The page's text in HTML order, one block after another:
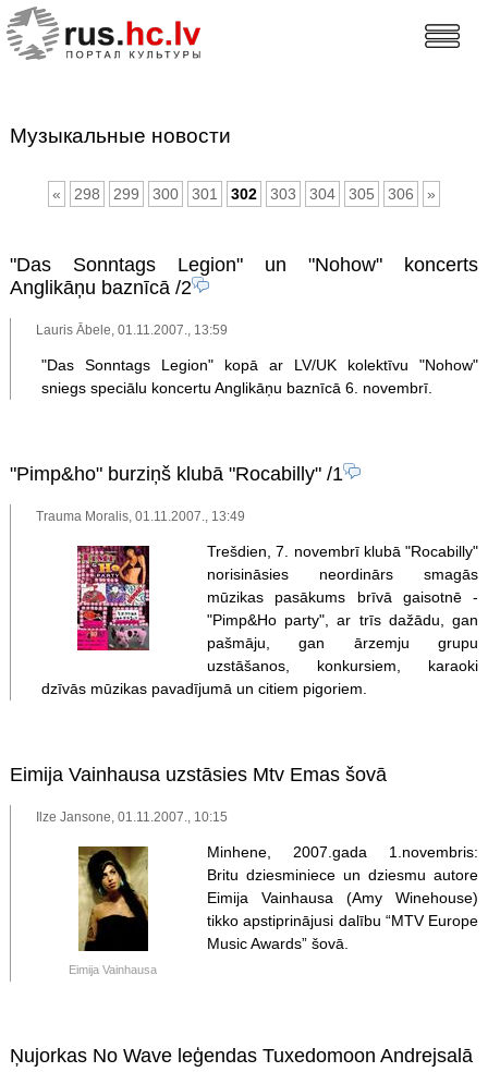
Музыкальные новости
« 298 299 300 301 302 303 304 305 306 »
"Das Sonntags Legion" un "Nohow" koncerts
Anglikāņu baznīcā/2
Lauris Ābele, 01.11.2007., 13:59
"Das Sonntags Legion" kopā ar LV/UK kolektīvu "Nohow"
sniegs speciālu koncertu Anglikāņu baznīcā 6. novembrī.
"Pimp&ho" burziņš klubā "Rocabilly"/1
Trauma Moralis, 01.11.2007., 13:49
Trešdien, 7. novembrī klubā "Rocabilly"
norisināsies neordinārs smagās
mūzikas pasākums brīvā gaisotnē -
"Pimp&Ho party", ar trīs dažādu, gan
pašmāju, gan ārzemju grupu
uzstāšanos, konkursiem, karaoki
dzīvās mūzikas pavadījumā un citiem pigoriem.
Eimija Vainhausa uzstāsies Mtv Emas šovā
Ilze Jansone, 01.11.2007., 10:15
Eimija Vainhausa
Minhene, 2007.gada 1.novembris:
Britu dziesminiece un dziesmu autore
Eimija Vainhausa (Amy Winehouse)
tikko apstiprinājusi dalību “MTV Europe
Music Awards” šovā.
Ņujorkas No Wave leģendas Tuxedomoon Andrejsalā